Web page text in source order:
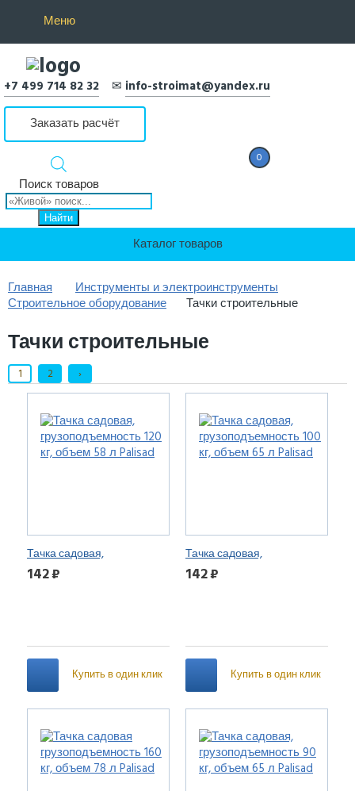
Меню
+7 499 714 82 32 ✉ info-stroimat@yandex.ru
Заказать расчёт
Поиск товаров
Найти
0
Каталог товаров
Главная
Инструменты и электроинструменты
Строительное оборудование
Тачки строительные
Тачки строительные
1 2 ›
Тачка садовая,
грузоподъемность 120 кг,
142 ₽
Купить в один клик
Тачка садовая,
грузоподъемность 100 кг,
142 ₽
Купить в один клик